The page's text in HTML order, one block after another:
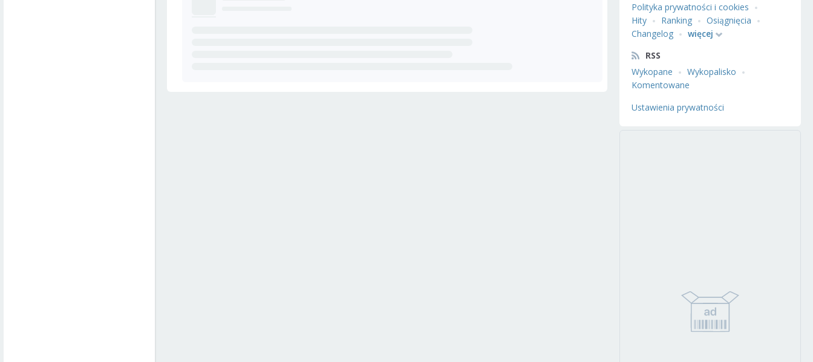
Polityka prywatności i cookies
Hity
Ranking
Osiągnięcia
Changelog
więcej
RSS
Wykopane
Wykopalisko
Komentowane
Ustawienia prywatności